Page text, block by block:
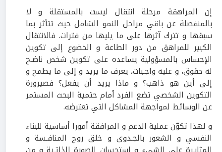
إن المراهقة مرحلة انتقال ليست بالمستقلة و لا
بالمنفصلة عن باقي مراحل النمو الشامل حيث تتأثر بما
سبقها و تترك آثرها على ما يليها من فترات. فالانتقال
الكبير للمراهق من دور الطاعة و الخضوع إلى تكوين
الإحساس بالمسؤولية يساعده على تكوين شخص ناضـج
له حقوق، و عليه واجـبات، يعرف ما يريد و إلى ما يطمح و
إلى أين هو ذاهب؟ و ماذا يريد أن يفعل؟ فصيرورة
التكوين الشخصي تضع الفرد أمام حتمية البحث المستمر
عن الوسائط لمواجهة المشاكل التي تعترضه.
و لهذا تكوّن عملية الدعم و المرافقة أمورا أساسية للبناء
النفسي و الشعور بالجـدوى و خلق روح المنافـسة و